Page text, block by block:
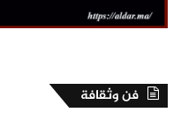
فن وثقافة